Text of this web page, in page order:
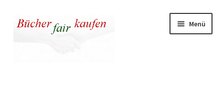
Zur
Navigation
Zum
Inhalt
Menü